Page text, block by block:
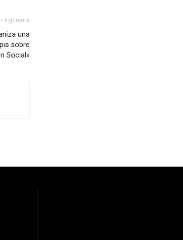
siguiente
una
sobre
Social»